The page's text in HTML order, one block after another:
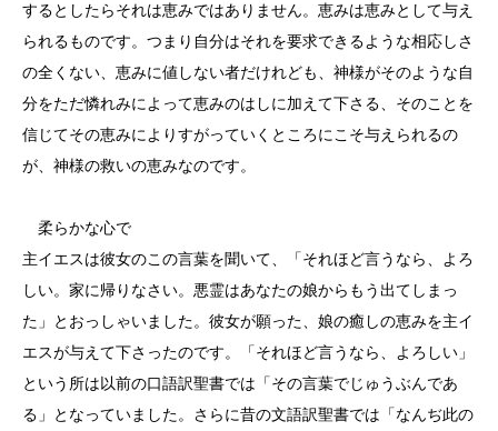
するとしたらそれは恵みではありません。恵みは恵みとして与え
られるものです。つまり自分はそれを要求できるような相応しさ
の全くない、恵みに値しない者だけれども、神様がそのような自
分をただ憐れみによって恵みのはしに加えて下さる、そのことを
信じてその恵みによりすがっていくところにこそ与えられるの
が、神様の救いの恵みなのです。
柔らかな心で
主イエスは彼女のこの言葉を聞いて、「それほど言うなら、よろ
しい。家に帰りなさい。悪霊はあなたの娘からもう出てしまっ
た」とおっしゃいました。彼女が願った、娘の癒しの恵みを主イ
エスが与えて下さったのです。「それほど言うなら、よろしい」
という所は以前の口語訳聖書では「その言葉でじゅうぶんであ
る」となっていました。さらに昔の文語訳聖書では「なんぢ此の